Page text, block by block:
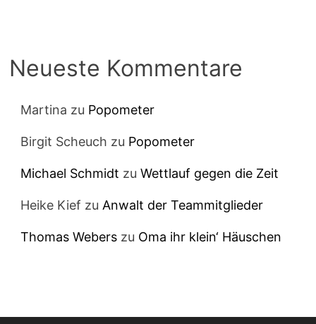
Neueste Kommentare
Martina zu Popometer
Birgit Scheuch zu Popometer
Michael Schmidt zuWettlauf gegen die Zeit
Heike Kief zu Anwalt der Teammitglieder
Thomas Webers zu Oma ihr klein‘ Häuschen